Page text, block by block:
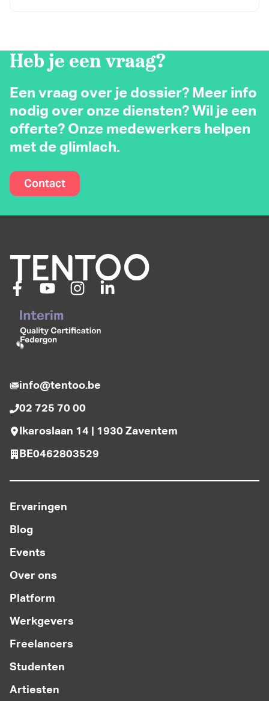
Heb je een vraag?
Een vraag over je dossier? Meer info
nodig over onze diensten? Wil je een
offerte? Onze medewerkers helpen
met de glimlach.
Contact
info@tentoo.be
02 725 70 00
Ikaroslaan 14 | 1930 Zaventem
BE0462803529
Ervaringen
Blog
Events
Over ons
Platform
Werkgevers
Freelancers
Studenten
Artiesten